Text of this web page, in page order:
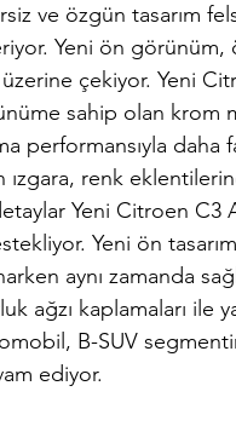
ve özgün tasarım
Yeni ön görünüm,
üzerine çekiyor. Yeni
sahip olan krom
performansıyla
ızgara, renk
Yeni Citroen
Yeni ön
aynı zamanda
ağzı kaplamaları ile
B-SUV
ediyor.